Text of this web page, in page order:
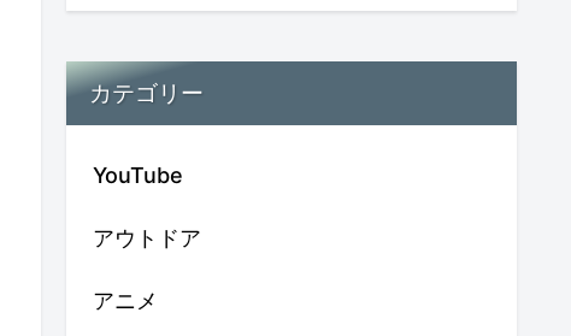
カテゴリー
YouTube
アウトドア
アニメ